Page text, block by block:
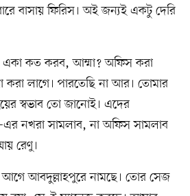
বাসায় ফিরিস। অই জন্যই একটু দেরি
একা কত করব, আম্মা? অফিস করা
করা লাগে। পারতেছি না আর। তোমার
স্বভাব তো জানোই। এদের
নখরা সামলাব, না অফিস সামলাব
রেণু।
আগে আবদুল্লাহপুরে নামছে। তোর সেজ